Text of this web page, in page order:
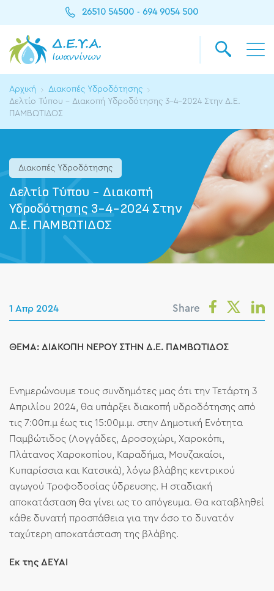
26510 54500 - 694 9054 500
Αρχική
Διακοπές Υδροδότησης
Δελτίο Τύπου - Διακοπή Υδροδότησης 3-4-2024 Στην Δ.Ε.
ΠΑΜΒΩΤΙΔΟΣ
Διακοπές Υδροδότησης
Δελτίο Τύπου - Διακοπή
Υδροδότησης 3-4-2024 Στην
Δ.Ε. ΠΑΜΒΩΤΙΔΟΣ
1 Απρ 2024 Share
ΘΕΜΑ: ΔΙΑΚΟΠΗ ΝΕΡΟΥ ΣΤΗΝ Δ.Ε. ΠΑΜΒΩΤΙΔΟΣ
Ενημερώνουμε τους συνδημότες μας ότι την Τετάρτη 3
Απριλίου 2024, θα υπάρξει διακοπή υδροδότησης από
τις 7:00π.μ έως τις 15:00μ.μ. στην Δημοτική Ενότητα
Παμβώτιδος (Λογγάδες, Δροσοχώρι, Χαροκόπι,
Πλάτανος Χαροκοπίου, Καραδήμα, Μουζακαίοι,
Κυπαρίσσια και Κατσικά), λόγω βλάβης κεντρικού
αγωγού Τροφοδοσίας ύδρευσης. Η σταδιακή
αποκατάσταση θα γίνει ως το απόγευμα. Θα καταβληθεί
κάθε δυνατή προσπάθεια για την όσο το δυνατόν
ταχύτερη αποκατάσταση της βλάβης.
Εκ της ΔΕΥΑΙ